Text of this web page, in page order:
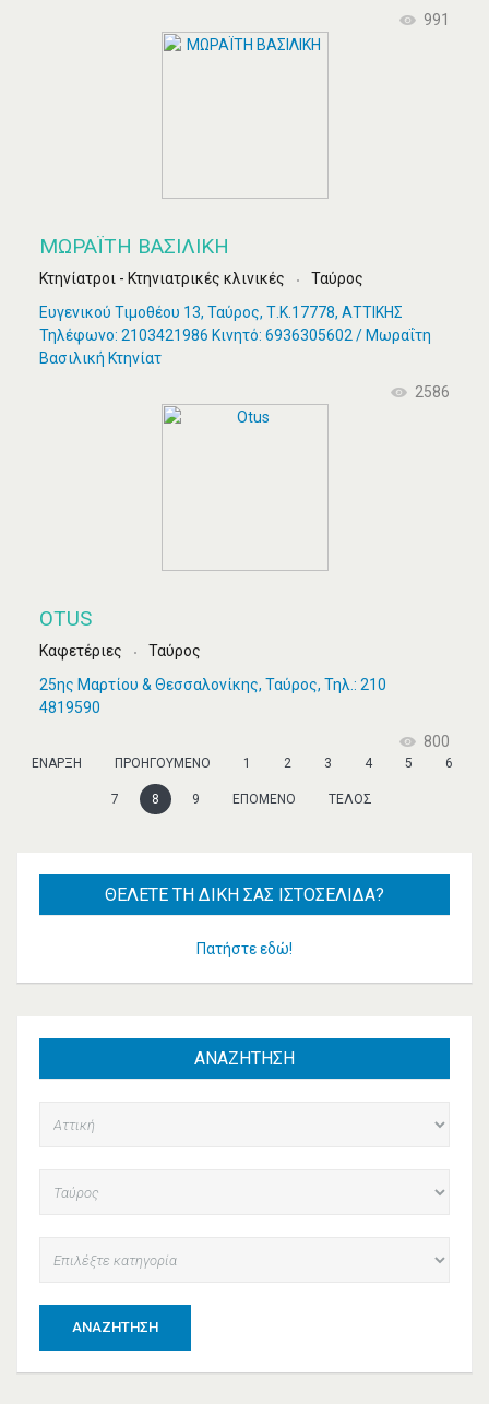
991
ΜΩΡΑΪΤΗ ΒΑΣΙΛΙΚΗ
Κτηνίατροι - Κτηνιατρικές κλινικές
Ταύρος
Ευγενικού Τιμοθέου 13, Ταύρος, Τ.Κ.17778, ΑΤΤΙΚΗΣ
Τηλέφωνο: 2103421986 Κινητό: 6936305602 / Μωραΐτη
Βασιλική Κτηνίατ
2586
OTUS
Καφετέριες
Ταύρος
25ης Μαρτίου & Θεσσαλονίκης, Ταύρος, Τηλ.: 210
4819590
800
ΈΝΑΡΞΗ ΠΡΟΗΓΟΎΜΕΝΟ 1 2 3 4 5 6
7 8 9 ΕΠΌΜΕΝΟ ΤΈΛΟΣ
ΘΈΛΕΤΕ ΤΗ ΔΙΚΉ ΣΑΣ ΙΣΤΟΣΕΛΊΔΑ?
Πατήστε εδώ!
ΑΝΑΖΗΤΗΣΗ
ΑΝΑΖΉΤΗΣΗ